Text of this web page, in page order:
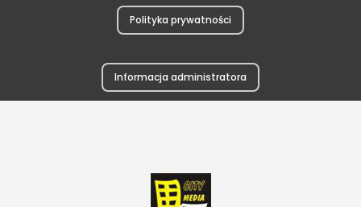
Polityka prywatności
Informacja administratora